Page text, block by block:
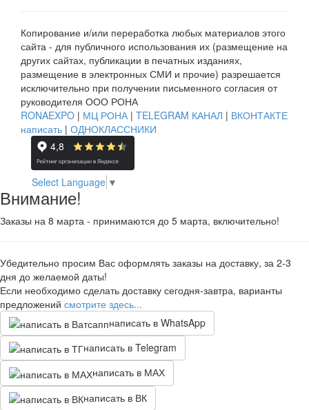
Копирование и/или переработка любых материалов этого
сайта - для публичного использования их (размещение на
других сайтах, публикации в печатных изданиях,
размещение в электронных СМИ и прочие) разрешается
исключительно при получении письменного согласия от
руководителя ООО РОНА
RONAEXPO | МЦ РОНА| TELEGRAM КАНАЛ | ВКОНТАКТЕ
написать | ОДНОКЛАССНИКИ
Select Language ▼
Внимание!
Заказы на 8 марта - принимаются до 5 марта, включительно!
Убедительно просим Вас оформлять заказы на доставку, за 2-3
дня до желаемой даты!
Если необходимо сделать доставку сегодня-завтра, варианты
предложений смотрите здесь...
написать в WhatsApp
написать в Telegram
написать в МАХ
написать в ВК